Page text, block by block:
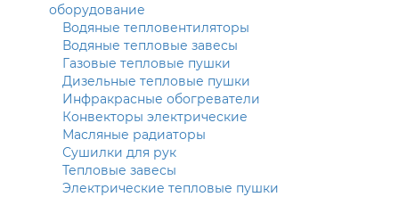
оборудование
Водяные тепловентиляторы
Водяные тепловые завесы
Газовые тепловые пушки
Дизельные тепловые пушки
Инфракрасные обогреватели
Конвекторы электрические
Масляные радиаторы
Сушилки для рук
Тепловые завесы
Электрические тепловые пушки